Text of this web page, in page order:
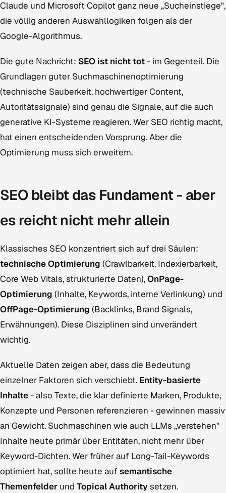
Claude und Microsoft Copilot ganz neue „Sucheinstiege",
die völlig anderen Auswahllogiken folgen als der
Google-Algorithmus.
Die gute Nachricht: SEO ist nicht tot- im Gegenteil. Die
Grundlagen guter Suchmaschinenoptimierung
(technische Sauberkeit, hochwertiger Content,
Autoritätssignale) sind genau die Signale, auf die auch
generative KI-Systeme reagieren. Wer SEO richtig macht,
hat einen entscheidenden Vorsprung. Aber die
Optimierung muss sich erweitern.
SEO bleibt das Fundament - aber
es reicht nicht mehr allein
Klassisches SEO konzentriert sich auf drei Säulen:
technische Optimierung (Crawlbarkeit, Indexierbarkeit,
Core Web Vitals, strukturierte Daten),OnPage-
Optimierung (Inhalte, Keywords, interne Verlinkung) und
OffPage-Optimierung (Backlinks, Brand Signals,
Erwähnungen). Diese Disziplinen sind unverändert
wichtig.
Aktuelle Daten zeigen aber, dass die Bedeutung
einzelner Faktoren sich verschiebt. Entity-basierte
Inhalte- also Texte, die klar definierte Marken, Produkte,
Konzepte und Personen referenzieren - gewinnen massiv
an Gewicht. Suchmaschinen wie auch LLMs „verstehen"
Inhalte heute primär über Entitäten, nicht mehr über
Keyword-Dichten. Wer früher auf Long-Tail-Keywords
optimiert hat, sollte heute auf semantische
Themenfelder und Topical Authoritysetzen.